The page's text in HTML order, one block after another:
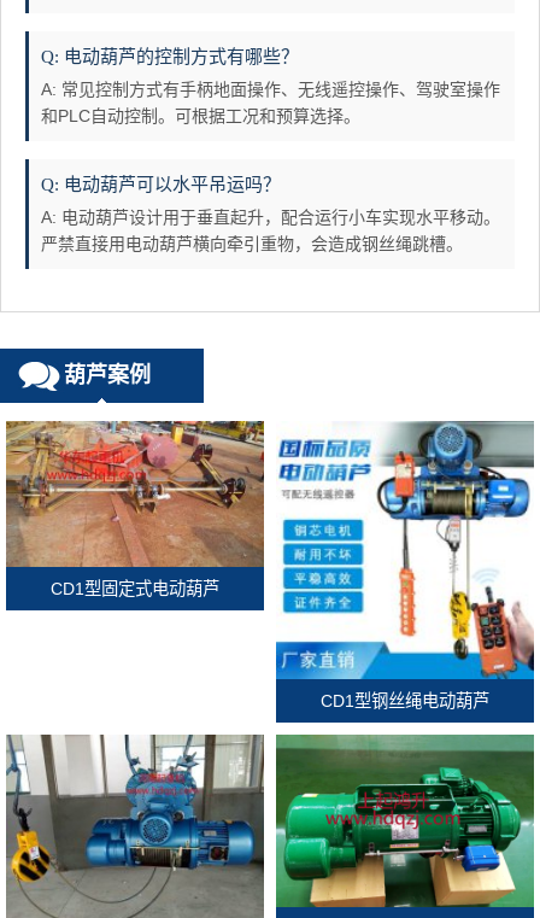
Q: 电动葫芦的控制方式有哪些？
A: 常见控制方式有手柄地面操作、无线遥控操作、驾驶室操作
和PLC自动控制。可根据工况和预算选择。
Q: 电动葫芦可以水平吊运吗？
A: 电动葫芦设计用于垂直起升，配合运行小车实现水平移动。
严禁直接用电动葫芦横向牵引重物，会造成钢丝绳跳槽。
葫芦案例
CD1型固定式电动葫芦
CD1型钢丝绳电动葫芦